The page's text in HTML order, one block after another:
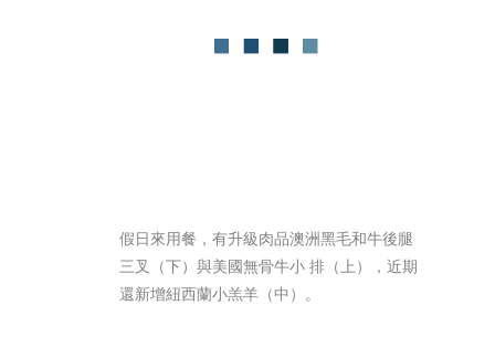
假日來用餐，有升級肉品澳洲黑毛和牛後腿
三叉（下）與美國無骨牛小 排（上），近期
還新增紐西蘭小羔羊（中）。